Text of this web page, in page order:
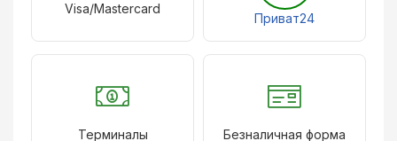
Visa/Mastercard
Приват24
Терминалы Безналичная форма